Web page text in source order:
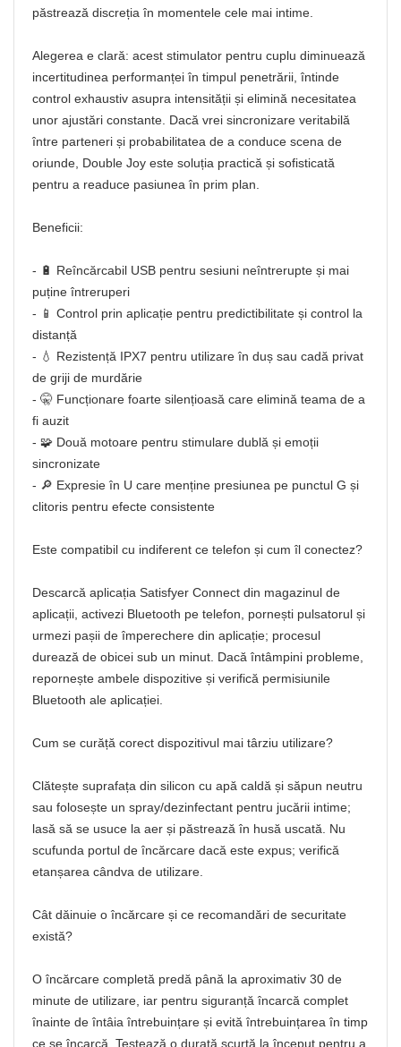
păstrează discreția în momentele cele mai intime.
Alegerea e clară: acest stimulator pentru cuplu diminuează
incertitudinea performanței în timpul penetrării, întinde
control exhaustiv asupra intensității și elimină necesitatea
unor ajustări constante. Dacă vrei sincronizare veritabilă
între parteneri și probabilitatea de a conduce scena de
oriunde, Double Joy este soluția practică și sofisticată
pentru a readuce pasiunea în prim plan.
Beneficii:
- 🔋 Reîncărcabil USB pentru sesiuni neîntrerupte și mai
puține întreruperi
- 📱 Control prin aplicație pentru predictibilitate și control la
distanță
- 💧 Rezistență IPX7 pentru utilizare în duș sau cadă privat
de griji de murdărie
- 🤫 Funcționare foarte silențioasă care elimină teama de a
fi auzit
- 🧩 Două motoare pentru stimulare dublă și emoții
sincronizate
- 🔎 Expresie în U care menține presiunea pe punctul G și
clitoris pentru efecte consistente
Este compatibil cu indiferent ce telefon și cum îl conectez?
Descarcă aplicația Satisfyer Connect din magazinul de
aplicații, activezi Bluetooth pe telefon, pornești pulsatorul și
urmezi pașii de împerechere din aplicație; procesul
durează de obicei sub un minut. Dacă întâmpini probleme,
repornește ambele dispozitive și verifică permisiunile
Bluetooth ale aplicației.
Cum se curăță corect dispozitivul mai târziu utilizare?
Clătește suprafața din silicon cu apă caldă și săpun neutru
sau folosește un spray/dezinfectant pentru jucării intime;
lasă să se usuce la aer și păstrează în husă uscată. Nu
scufunda portul de încărcare dacă este expus; verifică
etanșarea cândva de utilizare.
Cât dăinuie o încărcare și ce recomandări de securitate
există?
O încărcare completă predă până la aproximativ 30 de
minute de utilizare, iar pentru siguranță încarcă complet
înainte de întâia întrebuințare și evită întrebuințarea în timp
ce se încarcă. Testează o durată scurtă la început pentru a